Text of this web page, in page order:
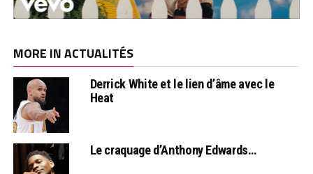
MORE IN ACTUALITÉS
Derrick White et le lien d’âme avec le
Heat
Le craquage d’Anthony Edwards…